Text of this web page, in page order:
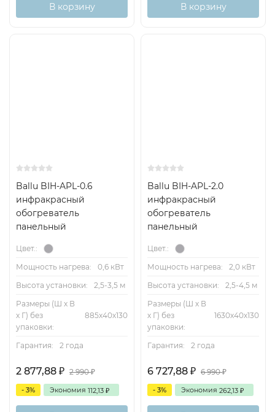
В корзину В корзину
Ballu BIH-APL-0.6
инфракрасный
обогреватель
панельный
Цвет.:
Мощность нагрева:
0,6 кВт
Высота установки:
2,5-3,5 м
Размеры (Ш х В
х Г) без
упаковки:
885х40х130
Гарантия: 2 года
2 877,88 ₽ 2 990₽
- 3% Экономия 112,13 ₽
Ballu BIH-APL-2.0
инфракрасный
обогреватель
панельный
Цвет.:
Мощность нагрева:
2,0 кВт
Высота установки:
2,5-4,5 м
Размеры (Ш х В
х Г) без
упаковки:
1630х40х130
Гарантия: 2 года
6 727,88 ₽ 6 990₽
- 3% Экономия 262,13 ₽